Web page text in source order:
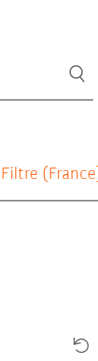
( France